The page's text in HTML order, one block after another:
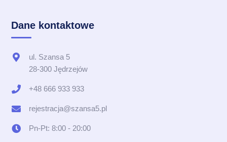
Dane kontaktowe
ul. Szansa 5
28-300 Jędrzejów
+48 666 933 933
rejestracja@szansa5.pl
Pn-Pt: 8:00 - 20:00